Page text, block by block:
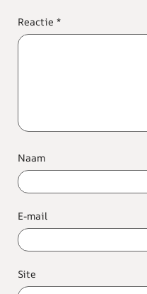
Reactie *
Naam
E-mail
Site